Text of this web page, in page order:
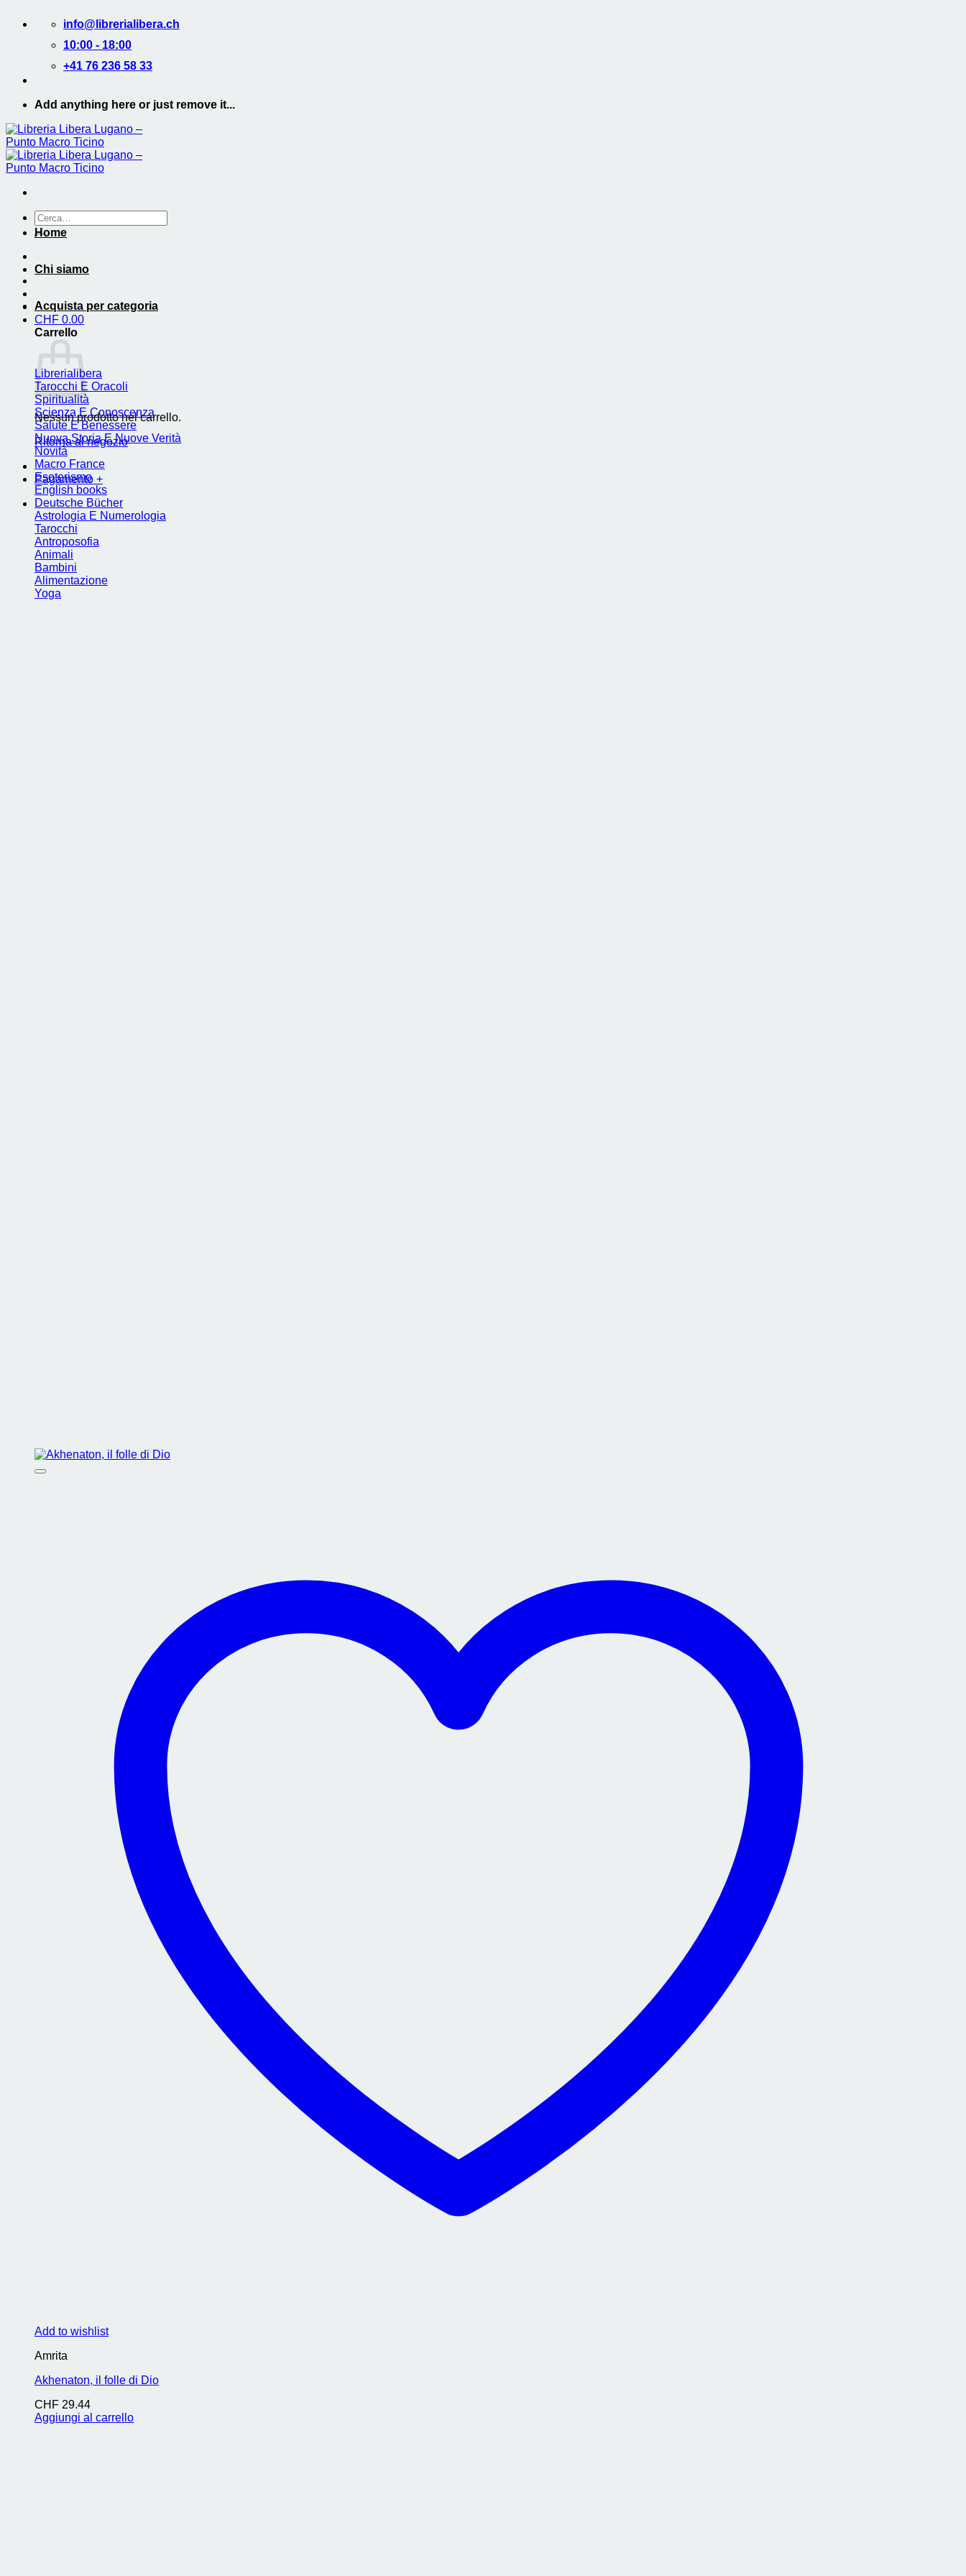
contenuti
info@librerialibera.ch
10:00 - 18:00
+41 76 236 58 33
Add anything here or just remove it...
Cerca:
CHF 0.00
Carrello
Nessun prodotto nel carrello.
Ritorna al negozio
Pagamento +
Home
Chi siamo
Acquista per categoria
Librerialibera
Tarocchi E Oracoli
Spiritualità
Scienza E Conoscenza
Salute E Benessere
Nuova Storia E Nuove Verità
Novità
Macro France
Esoterismo
English books
Deutsche Bücher
Astrologia E Numerologia
Tarocchi
Antroposofia
Animali
Bambini
Alimentazione
Yoga
Add to wishlist
Amrita
Akhenaton, il folle di Dio
CHF 29.44
Aggiungi al carrello